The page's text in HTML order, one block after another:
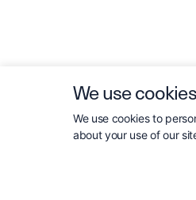
We use cookies
We use cookies to
about your use of our